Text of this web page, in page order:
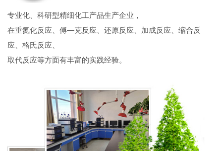
专业化、科研型精细化工产品生产企业，
在重氮化反应、傅—克反应、还原反应、加成反应、缩合反
应、格氏反应、
取代反应等方面有丰富的实践经验。